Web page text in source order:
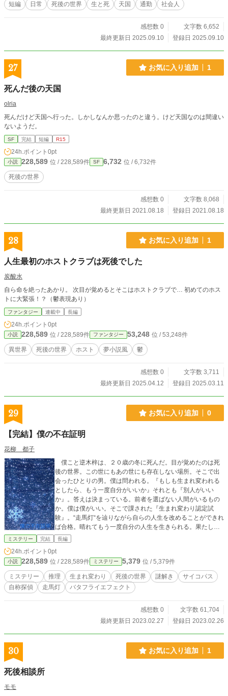
短編 日常 死後の世界 生と死 天国 通勤 社会人
感想数 0
文字数 6,652
最終更新日 2025.09.10
登録日 2025.09.10
27 お気に入り追加 1
死んだ後の天国
olria
死んだけど天国へ行った。しかしなんか思ったのと違う。けど天国なのは間違い
ないようだ。
SF 完結 短編 R15
24h.ポイント 0pt
小説 228,589 位 / 228,589件 SF 6,732 位 / 6,732件
死後の世界
感想数 0
文字数 8,068
最終更新日 2021.08.18
登録日 2021.08.18
28 お気に入り追加 1
人生最初のホストクラブは死後でした
炭酸水
自ら命を絶ったあかり。 次目が覚めるとそこはホストクラブで… 初めてのホス
トに大緊張！？（鬱表現あり）
ファンタジー 連載中 長編
24h.ポイント 0pt
小説 228,589 位 / 228,589件 ファンタジー 53,248 位 / 53,248件
異世界 死後の世界 ホスト 夢小説風 鬱
感想数 0
文字数 3,711
最終更新日 2025.04.12
登録日 2025.03.11
29 お気に入り追加 0
【完結】僕の不在証明
花柳 都子
僕こと逆木梓は、２０歳の冬に死んだ。目が覚めたのは死
後の世界。この世にもあの世にも存在しない場所。そこで出
会ったひとりの男。僕は問われる。『もしも生まれ変われる
としたら、もう一度自分がいいか』それとも『別人がいい
か』。答えは決まっている。前者を選ばない人間がいるもの
か。僕は僕がいい。そこで課された『生まれ変わり認定試
験』。“走馬灯“を辿りながら自らの人生を改めることができれ
ば合格。晴れてもう一度自分の人生を生きられる。果たして
証明するのは『生きた証』かそれとも『そこにいなかった
は、自らの『存在証明』をするため、過去の旅へと出発する
──。
ミステリー 完結 長編
24h.ポイント 0pt
小説 228,589 位 / 228,589件 ミステリー 5,379 位 / 5,379件
ミステリー 推理 生まれ変わり 死後の世界 謎解き
サイコパス
自称探偵
走馬灯 バタフライエフェクト
感想数 0
文字数 61,704
最終更新日 2023.02.27
登録日 2023.02.26
30 お気に入り追加 1
死後相談所
モモ